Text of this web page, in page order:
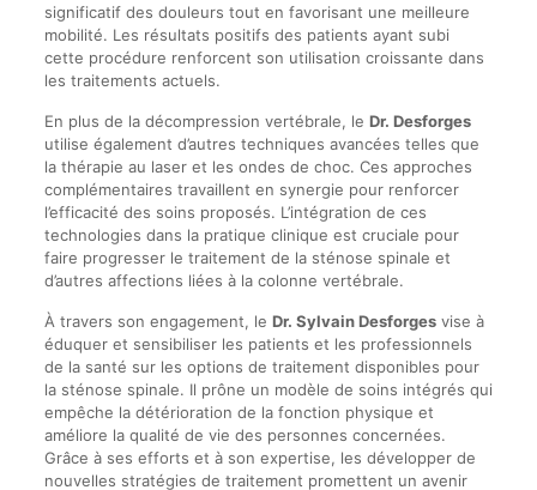
significatif des douleurs tout en favorisant une meilleure
mobilité. Les résultats positifs des patients ayant subi
cette procédure renforcent son utilisation croissante dans
les traitements actuels.
En plus de la décompression vertébrale, le Dr. Desforges
utilise également d’autres techniques avancées telles que
la thérapie au laser et les ondes de choc. Ces approches
complémentaires travaillent en synergie pour renforcer
l’efficacité des soins proposés. L’intégration de ces
technologies dans la pratique clinique est cruciale pour
faire progresser le traitement de la sténose spinale et
d’autres affections liées à la colonne vertébrale.
À travers son engagement, le Dr. Sylvain Desforgesvise à
éduquer et sensibiliser les patients et les professionnels
de la santé sur les options de traitement disponibles pour
la sténose spinale. Il prône un modèle de soins intégrés qui
empêche la détérioration de la fonction physique et
améliore la qualité de vie des personnes concernées.
Grâce à ses efforts et à son expertise, les développer de
nouvelles stratégies de traitement promettent un avenir